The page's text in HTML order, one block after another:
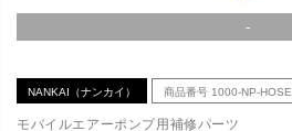
-
NANKAI（ナンカイ） 商品番号 1000-NP-HOSE
モバイルエアーポンプ用補修パーツ